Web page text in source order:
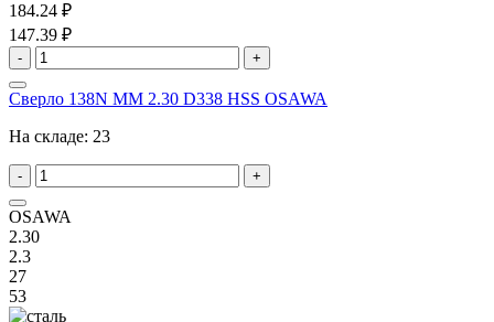
184.24 ₽
147.39 ₽
- +
Сверло 138N MM 2.30 D338 HSS OSAWA
На складе: 23
- +
OSAWA
2.30
2.3
27
53